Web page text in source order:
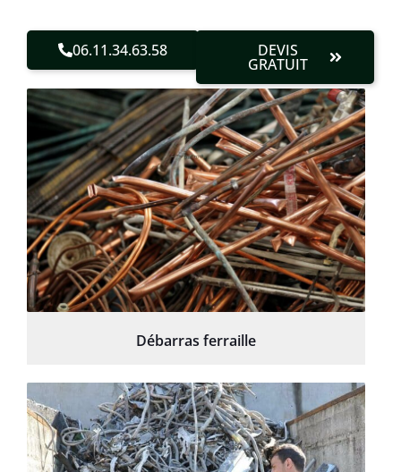
06.11.34.63.58 DEVIS
GRATUIT
Débarras ferraille